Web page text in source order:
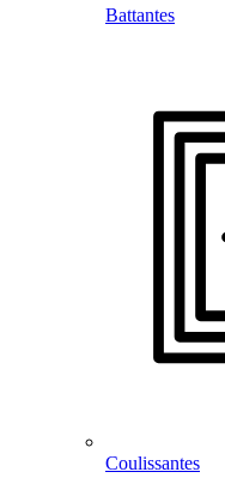
Battantes
Coulissantes